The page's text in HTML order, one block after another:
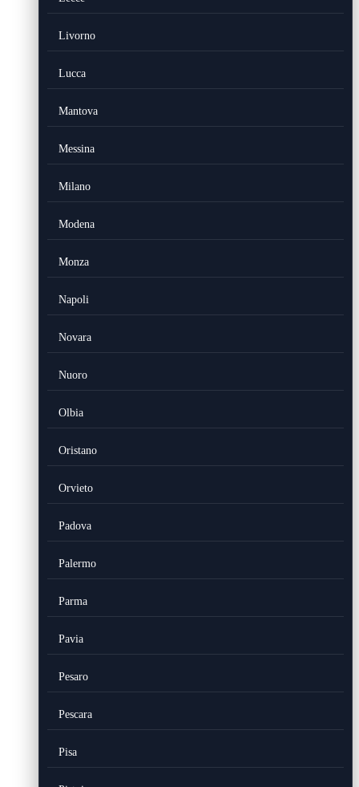
Livorno
Lucca
Mantova
Messina
Milano
Modena
Monza
Napoli
Novara
Nuoro
Olbia
Oristano
Orvieto
Padova
Palermo
Parma
Pavia
Pesaro
Pescara
Pisa